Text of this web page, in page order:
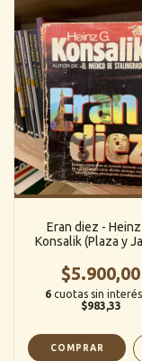
Eran diez - Heinz
Konsalik (Plaza y
$5.900,00
6 cuotas sin
$983,33